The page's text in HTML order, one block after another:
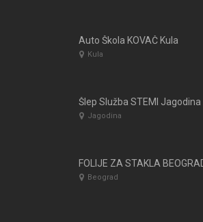
Auto Škola KOVAČ Kula
Kula
Šlep Služba STEMI Jagodina
Jagodina
FOLIJE ZA STAKLA
Beograd